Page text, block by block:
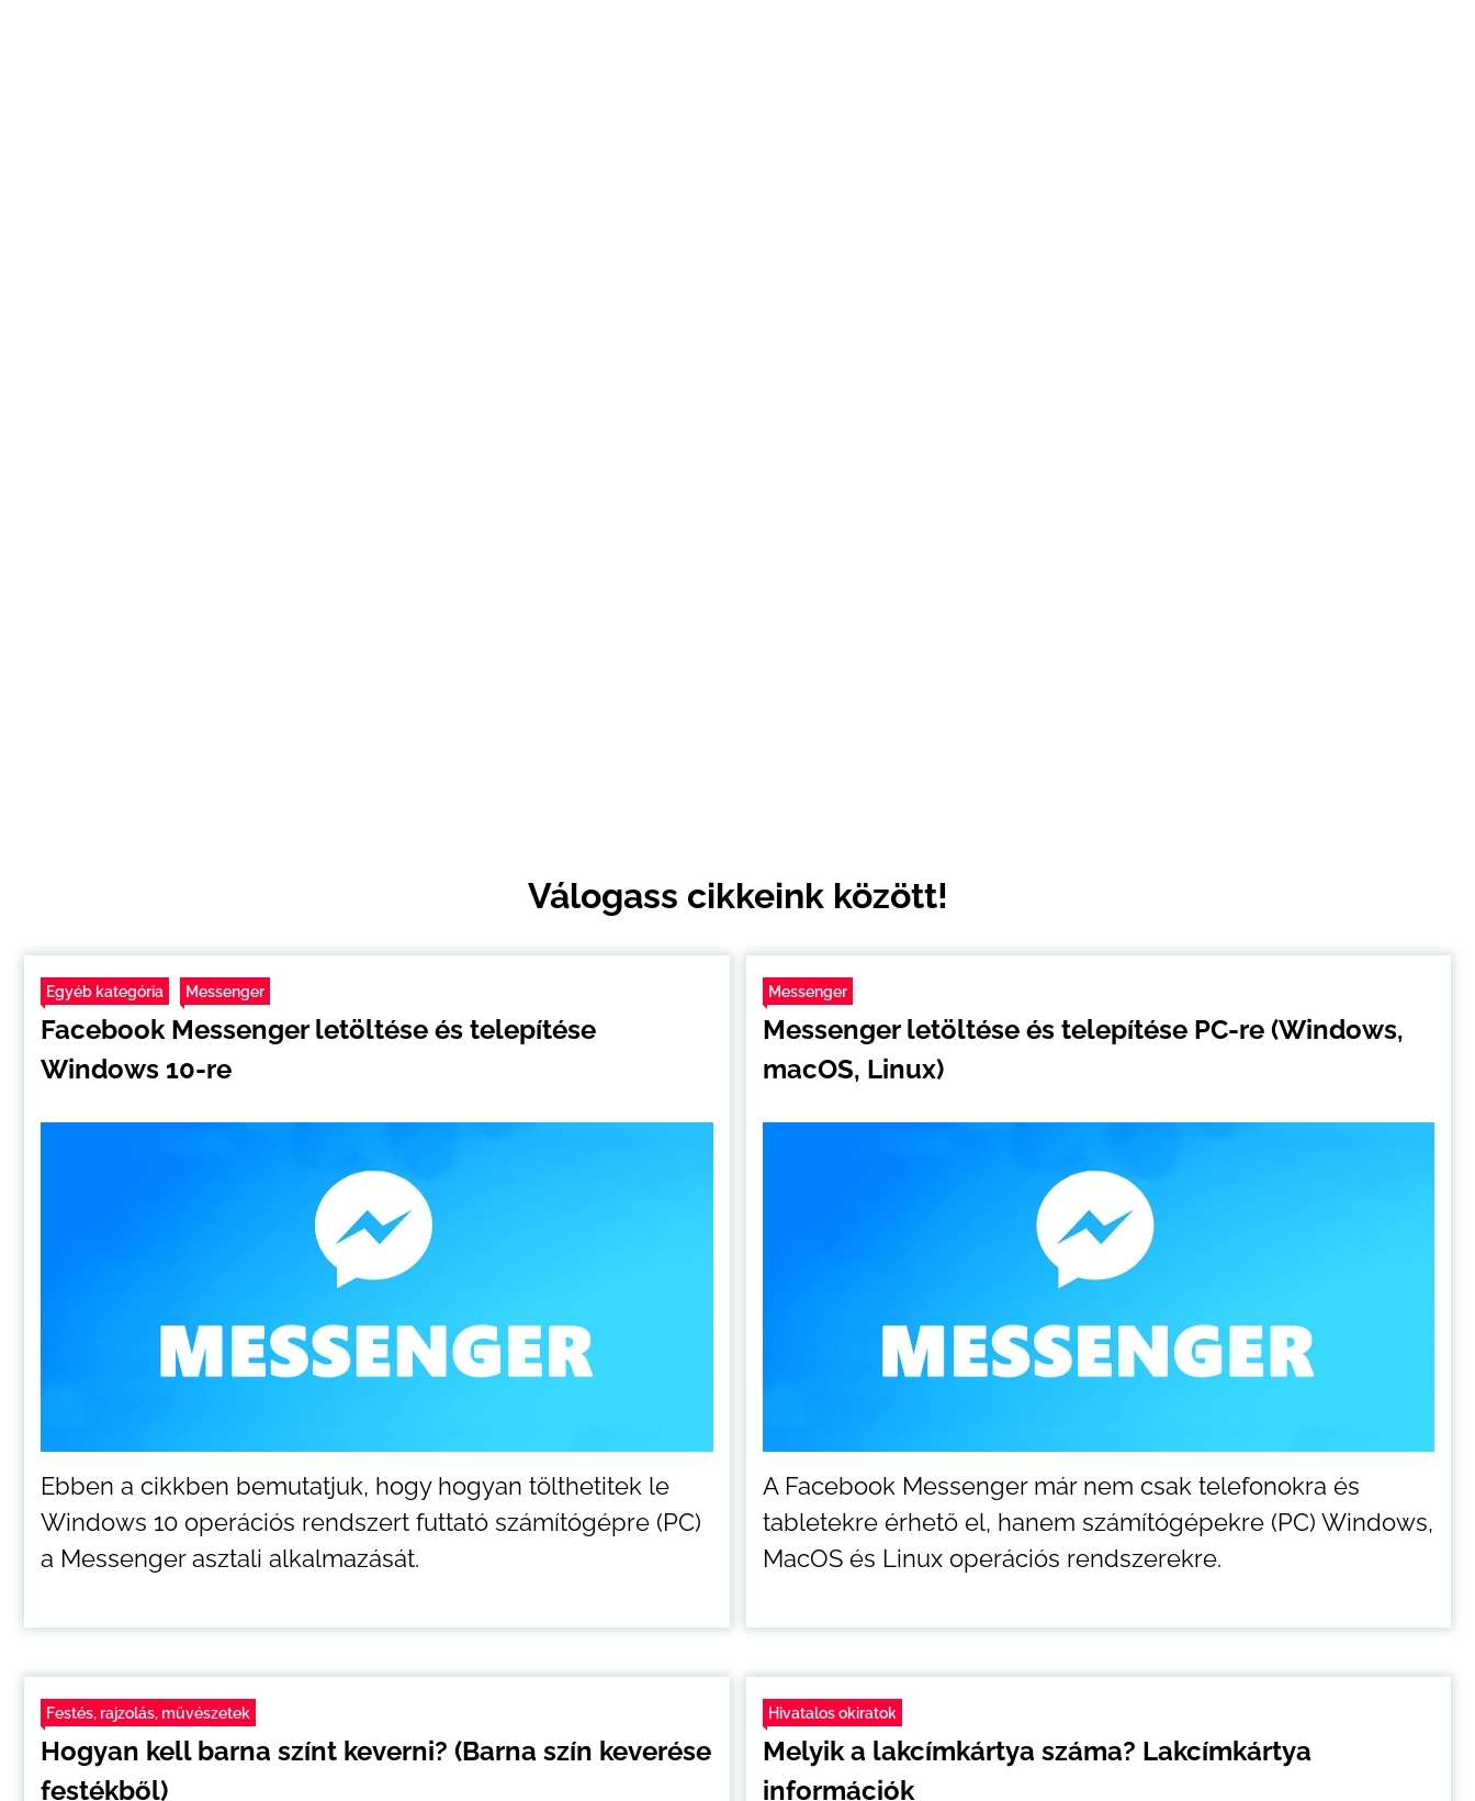
Egyéb kategória Messenger
Facebook Messenger letöltése és telepítése
Windows 10-re
Ebben a cikkben bemutatjuk, hogy hogyan tölthetitek le
Windows 10 operációs rendszert futtató számítógépre (PC)
a Messenger asztali alkalmazását.
Messenger
Messenger letöltése és telepítése PC-re (Windows,
macOS, Linux)
A Facebook Messenger már nem csak telefonokra és
tabletekre érhető el, hanem számítógépekre (PC) Windows,
MacOS és Linux operációs rendszerekre.
Festés, rajzolás, művészetek
Hogyan kell barna színt keverni? (Barna szín keverése
festékből)
Hivatalos okiratok
Melyik a lakcímkártya száma? Lakcímkártya
információk